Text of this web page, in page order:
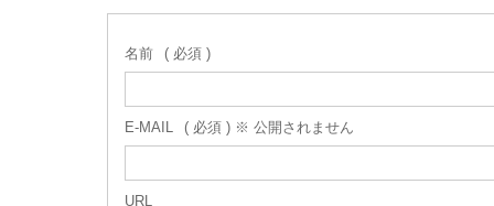
名前 ( 必須 )
E-MAIL ( 必須 ) ※ 公開されません
URL